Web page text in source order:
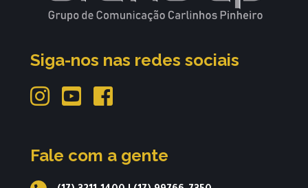
Siga-nos nas redes sociais
Fale com a gente